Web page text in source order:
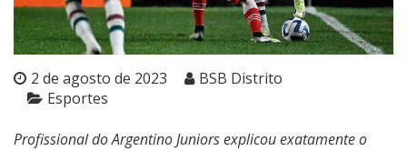
2 de agosto de 2023
BSB Distrito
Esportes
Profissional do Argentino Juniors explicou exatamente o